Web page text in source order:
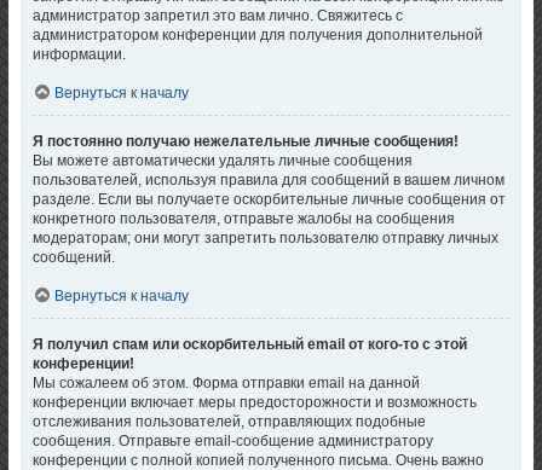
администратор запретил это вам лично. Свяжитесь с
администратором конференции для получения дополнительной
информации.
Вернуться к началу
Я постоянно получаю нежелательные личные сообщения!
Вы можете автоматически удалять личные сообщения
пользователей, используя правила для сообщений в вашем личном
разделе. Если вы получаете оскорбительные личные сообщения от
конкретного пользователя, отправьте жалобы на сообщения
модераторам; они могут запретить пользователю отправку личных
сообщений.
Вернуться к началу
Я получил спам или оскорбительный email от кого-то с этой
конференции!
Мы сожалеем об этом. Форма отправки email на данной
конференции включает меры предосторожности и возможность
отслеживания пользователей, отправляющих подобные
сообщения. Отправьте email-сообщение администратору
конференции с полной копией полученного письма. Очень важно